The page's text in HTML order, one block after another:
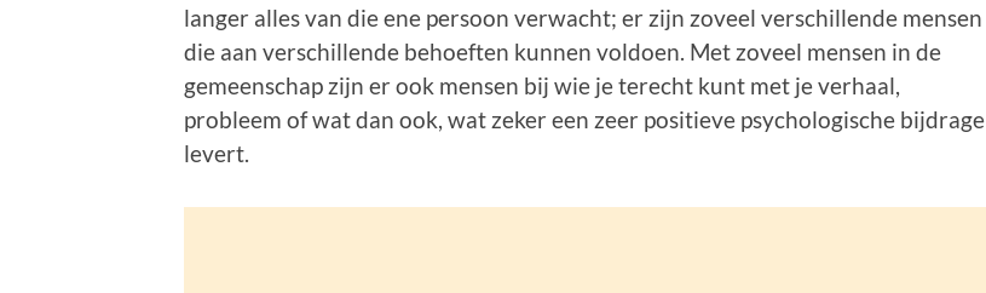
langer alles van die ene persoon verwacht; er zijn zoveel verschillende mensen
die aan verschillende behoeften kunnen voldoen. Met zoveel mensen in de
gemeenschap zijn er ook mensen bij wie je terecht kunt met je verhaal,
probleem of wat dan ook, wat zeker een zeer positieve psychologische bijdrage
levert.